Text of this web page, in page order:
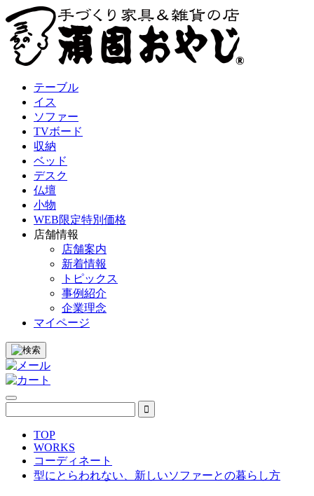
テーブル
イス
ソファー
TVボード
収納
ベッド
デスク
仏壇
小物
WEB限定特別価格
店舗情報
店舗案内
新着情報
トピックス
事例紹介
企業理念
マイページ
TOP
WORKS
コーディネート
型にとらわれない、新しいソファーとの暮らし方